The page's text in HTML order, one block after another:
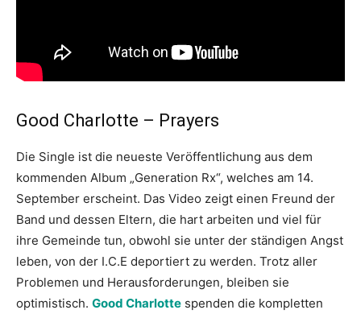
Good Charlotte – Prayers
Die Single ist die neueste Veröffentlichung aus dem
kommenden Album „Generation Rx“, welches am 14.
September erscheint. Das Video zeigt einen Freund der
Band und dessen Eltern, die hart arbeiten und viel für
ihre Gemeinde tun, obwohl sie unter der ständigen Angst
leben, von der I.C.E deportiert zu werden. Trotz aller
Problemen und Herausforderungen, bleiben sie
optimistisch. Good Charlotte spenden die kompletten